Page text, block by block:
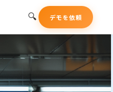
🔍 デモを依頼